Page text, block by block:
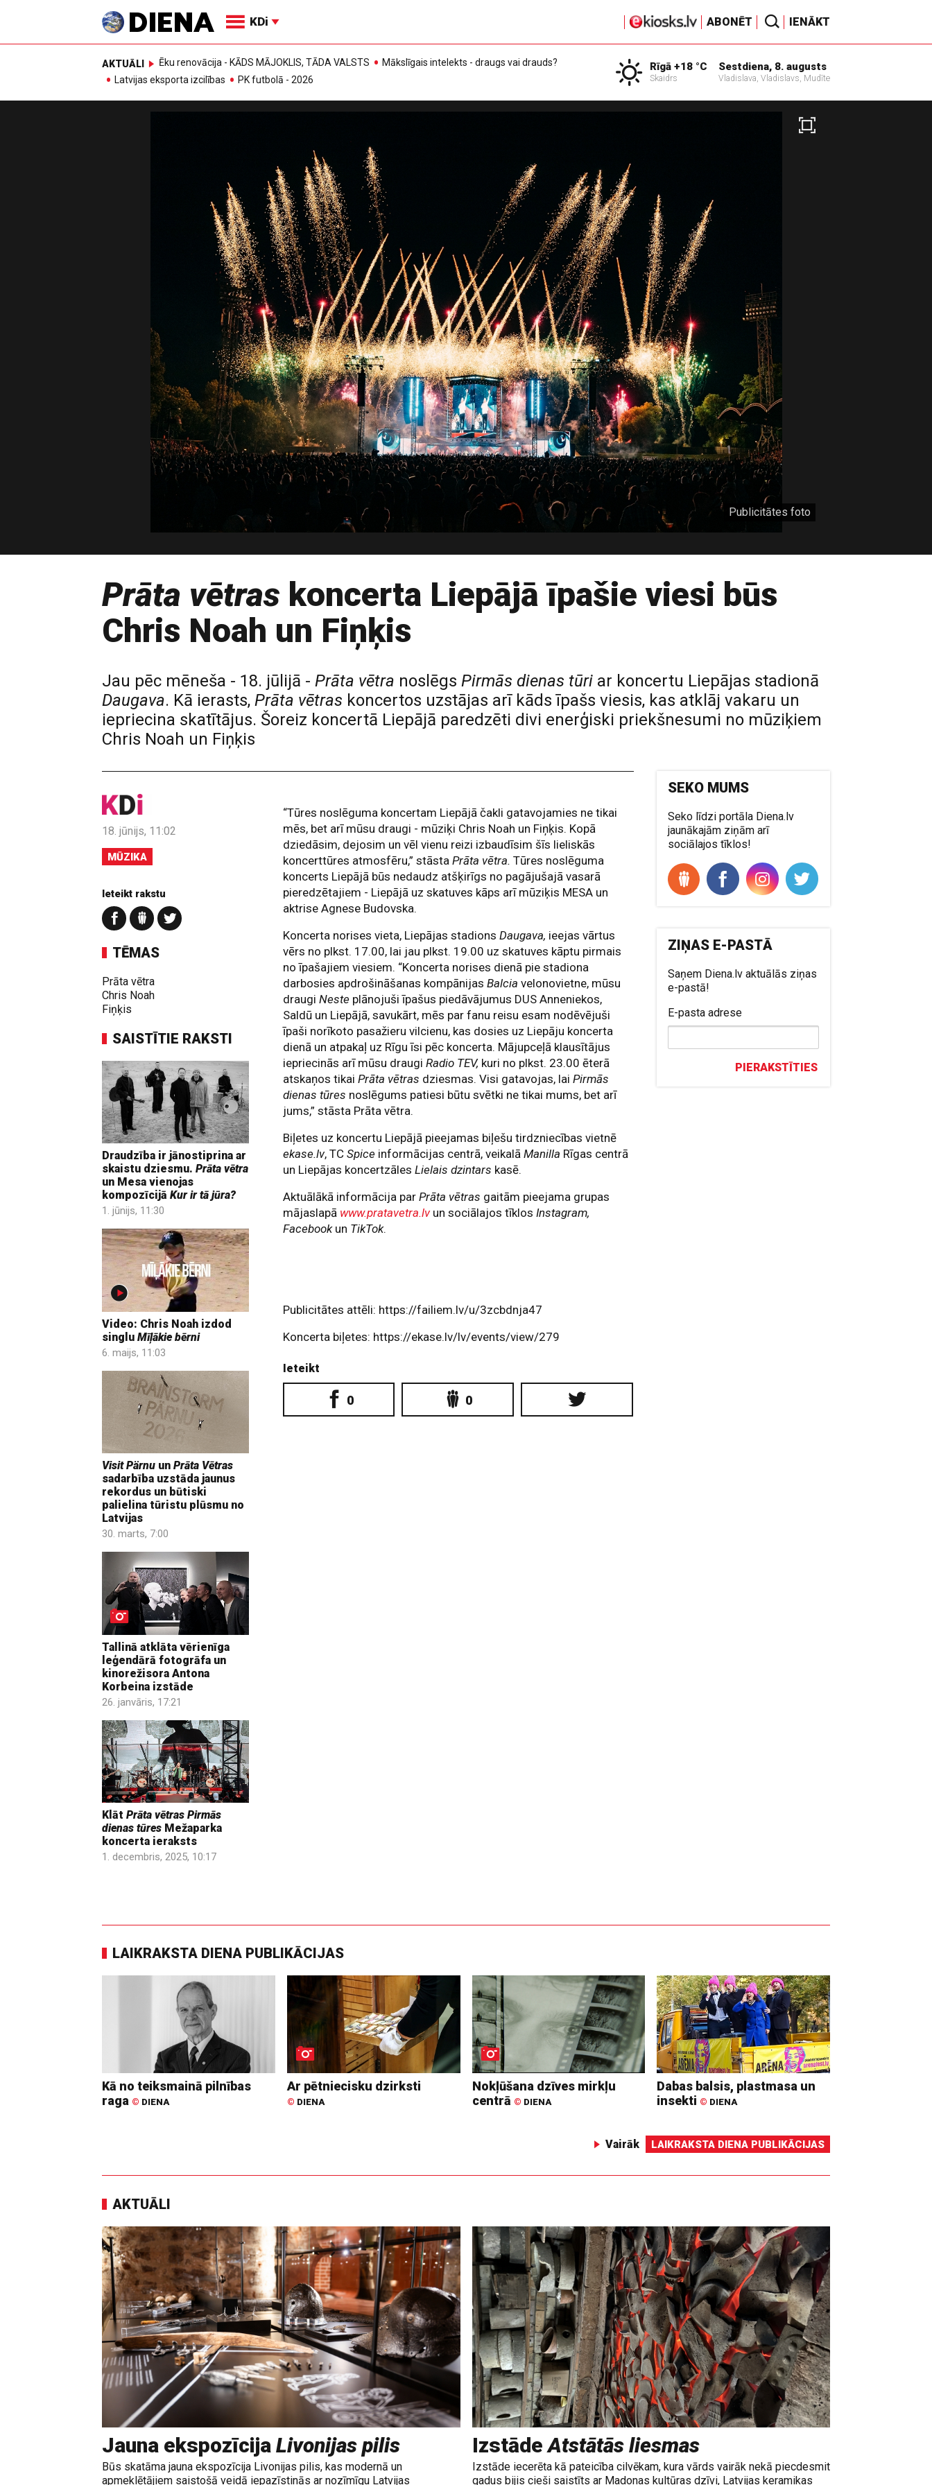
KDi ABONĒT IENĀKT
AKTUĀLI Ēku renovācija - KĀDS MĀJOKLIS, TĀDA VALSTS
Mākslīgais intelekts - draugs vai drauds?
Latvijas eksporta izcilības
PK futbolā - 2026
Rīgā +18 °C
Skaidrs
Sestdiena, 8. augusts
Vladislava, Vladislavs, Mudīte
Publicitātes foto
Prāta vētras koncerta Liepājā īpašie viesi būs
Chris Noah un Fiņķis
Jau pēc mēneša - 18. jūlijā - Prāta vētra noslēgs Pirmās dienas tūri ar koncertu Liepājas stadionā
Daugava. Kā ierasts, Prāta vētras koncertos uzstājas arī kāds īpašs viesis, kas atklāj vakaru un
iepriecina skatītājus. Šoreiz koncertā Liepājā paredzēti divi enerģiski priekšnesumi no mūziķiem
Chris Noah un Fiņķis
18. jūnijs, 11:02
MŪZIKA
Ieteikt rakstu
TĒMAS
Prāta vētra
Chris Noah
Fiņķis
SAISTĪTIE RAKSTI
Draudzība ir jānostiprina ar
skaistu dziesmu. Prāta vētra
un Mesa vienojas
kompozīcijā Kur ir tā jūra?
1. jūnijs, 11:30
Video: Chris Noah izdod
singlu Mīļākie bērni
6. maijs, 11:03
Visit Pärnu un Prāta Vētras
sadarbība uzstāda jaunus
rekordus un būtiski
palielina tūristu plūsmu no
Latvijas
30. marts, 7:00
Tallinā atklāta vērienīga
leģendārā fotogrāfa un
kinorežisora Antona
Korbeina izstāde
26. janvāris, 17:21
Klāt Prāta vētras Pirmās
dienas tūres Mežaparka
koncerta ieraksts
1. decembris, 2025, 10:17
“Tūres noslēguma koncertam Liepājā čakli gatavojamies ne tikai
mēs, bet arī mūsu draugi - mūziķi Chris Noah un Fiņķis. Kopā
dziedāsim, dejosim un vēl vienu reizi izbaudīsim šīs lieliskās
koncerttūres atmosfēru,” stāstaPrāta vētra. Tūres noslēguma
koncerts Liepājā būs nedaudz atšķirīgs no pagājušajā vasarā
pieredzētajiem - Liepājā uz skatuves kāps arī mūziķis MESA un
aktrise Agnese Budovska.
Koncerta norises vieta, Liepājas stadionsDaugava, ieejas vārtus
vērs no plkst. 17.00, lai jau plkst. 19.00 uz skatuves kāptu pirmais
no īpašajiem viesiem. “Koncerta norises dienā pie stadiona
darbosies apdrošināšanas kompānijasBalcia velonovietne, mūsu
draugiNeste plānojuši īpašus piedāvājumus DUS Anneniekos,
Saldū un Liepājā, savukārt, mēs par fanu reisu esam nodēvējuši
īpaši norīkoto pasažieru vilcienu, kas dosies uz Liepāju koncerta
dienā un atpakaļ uz Rīgu īsi pēc koncerta. Mājupceļā klausītājus
iepriecinās arī mūsu draugiRadio TEV, kuri no plkst. 23.00 ēterā
atskaņos tikaiPrāta vētras dziesmas. Visi gatavojas, laiPirmās
dienas tūres noslēgums patiesi būtu svētki ne tikai mums, bet arī
jums,” stāsta Prāta vētra.
Biļetes uz koncertu Liepājā pieejamas biļešu tirdzniecības vietnē
ekase.lv, TCSpice informācijas centrā, veikalāManilla Rīgas centrā
un Liepājas koncertzālesLielais dzintars kasē.
Aktuālākā informācija parPrāta vētras gaitām pieejama grupas
mājaslapā www.pratavetra.lvun sociālajos tīklosInstagram,
Facebook un TikTok.
Publicitātes attēli: https://failiem.lv/u/3zcbdnja47
Koncerta biļetes: https://ekase.lv/lv/events/view/279
Ieteikt
0 0
SEKO MUMS
Seko līdzi portāla Diena.lv
jaunākajām ziņām arī
sociālajos tīklos!
ZIŅAS E-PASTĀ
Saņem Diena.lv aktuālās ziņas
e-pastā!
E-pasta adrese
PIERAKSTĪTIES
LAIKRAKSTA DIENA PUBLIKĀCIJAS
Kā no teiksmainā pilnības
raga © DIENA
Ar pētniecisku dzirksti
© DIENA
Nokļūšana dzīves mirkļu
centrā © DIENA
Dabas balsis, plastmasa un
insekti © DIENA
Vairāk LAIKRAKSTA DIENA PUBLIKĀCIJAS
AKTUĀLI
Jauna ekspozīcija Livonijas pilis
Būs skatāma jauna ekspozīcija Livonijas pilis, kas modernā un
apmeklētājiem saistošā veidā iepazīstinās ar nozīmīgu Latvijas
IzstādeAtstātās liesmas
Izstāde iecerēta kā pateicība cilvēkam, kura vārds vairāk nekā piecdesmit
gadus bijis cieši saistīts ar Madonas kultūras dzīvi, Latvijas keramikas